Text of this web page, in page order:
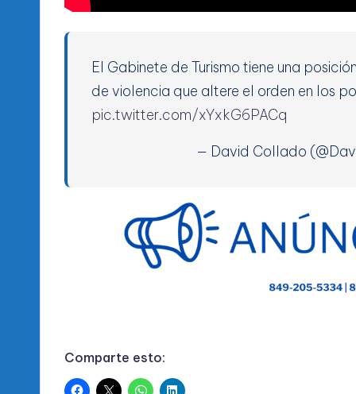
El Gabinete de Turismo tiene una
de violencia que altere el orden en los
pic.twitter.com/xYxkG6PACq
— David Collado
Comparte esto: